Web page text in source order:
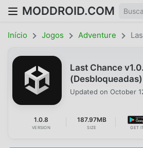
MODDROID.COM
Início Jogos Adventure
Last Chance
Updated on October
1.0.8
VERSION
187.97MB
SIZE GET